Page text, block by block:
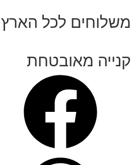
משלוחים לכל הארץ
קנייה מאובטחת